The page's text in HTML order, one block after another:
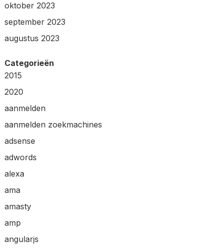
oktober 2023
september 2023
augustus 2023
Categorieën
2015
2020
aanmelden
aanmelden zoekmachines
adsense
adwords
alexa
ama
amasty
amp
angularjs